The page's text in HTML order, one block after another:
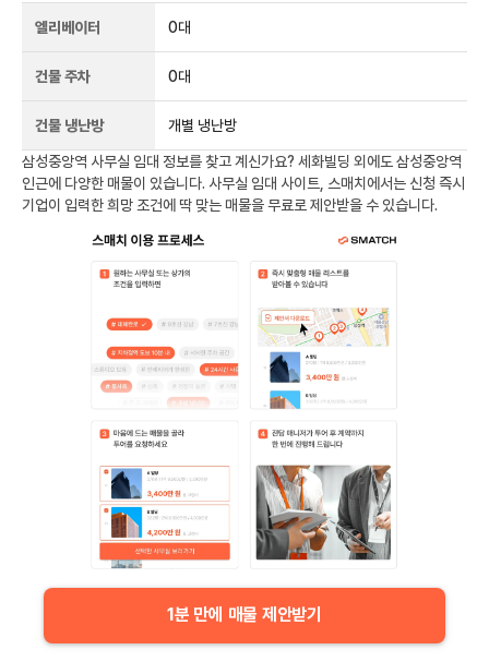
엘리베이터 0대
건물 주차 0대
건물 냉난방 개별 냉난방
삼성중앙역 사무실 임대 정보를 찾고 계신가요? 세화빌딩 외에도 삼성중앙역
인근에 다양한 매물이 있습니다. 사무실 임대 사이트, 스매치에서는 신청 즉시
기업이 입력한 희망 조건에 딱 맞는 매물을 무료로 제안받을 수 있습니다.
1분 만에 매물 제안받기